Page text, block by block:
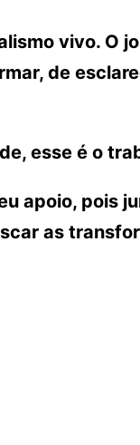
vivo. O
de
esse é o
apoio, pois
as